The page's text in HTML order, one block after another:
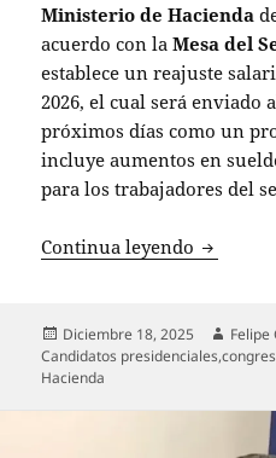
Ministerio de Hacienda
acuerdo con laMesa del
establece un reajuste
2026, el cual será enviado
próximos días como un
incluye aumentos en
para los trabajadores del
Continua leyendo
Publicado
el
Diciembre 18, 2025 Autor
Felipe
Candidatos presidenciales,
Hacienda